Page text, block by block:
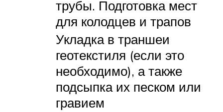
трубы. Подготовка мест
для колодцев и трапов
Укладка в траншеи
геотекстиля (если это
необходимо), а также
подсыпка их песком или
гравием